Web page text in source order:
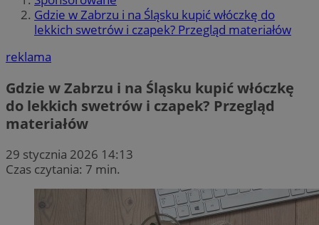
Gdzie w Zabrzu i na Śląsku kupić włóczkę do
lekkich swetrów i czapek? Przegląd materiałów
reklama
Gdzie w Zabrzu i na Śląsku kupić włóczkę
do lekkich swetrów i czapek? Przegląd
materiałów
29 stycznia 2026 14:13
Czas czytania: 7 min.